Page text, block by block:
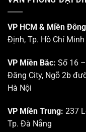
VP HCM & Miền
Định, Tp. Hồ Chí Minh
VP Miền Bắc: Số 16
Đăng City, Ngõ 2b
Hà Nội
VP Miền Trung: 237
Tp. Đà Nẵng